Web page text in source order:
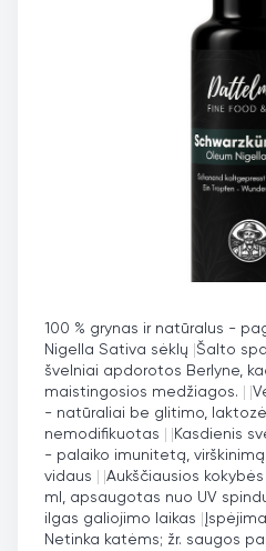
100 % grynas ir natūralus -
Nigella Sativa sėklų |Šalto
švelniai apdorotos Berlyne,
maistingosios medžiagos. | |
- natūraliai be glitimo,
nemodifikuotas | |Kasdienis
- palaiko imunitetą, virškinimą
vidaus | |Aukščiausios
ml, apsaugotas nuo UV
ilgas galiojimo laikas |
Netinka katėms; žr. saugos